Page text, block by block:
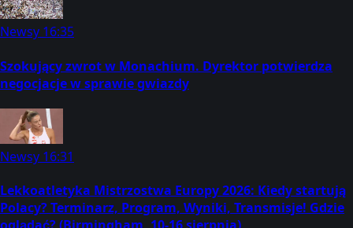
Newsy 16:35
Szokujący zwrot w Monachium. Dyrektor potwierdza
negocjacje w sprawie gwiazdy
Newsy 16:31
Lekkoatletyka Mistrzostwa Europy 2026: Kiedy startują
Polacy? Terminarz, Program, Wyniki, Transmisje! Gdzie